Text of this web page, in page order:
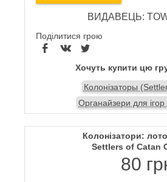
ВИДАВЕЦЬ:
Поділитися грою
Хочуть купити цю
Колонізаторы
Органайзери для
Колонізатори:
Settlers of Catan
80